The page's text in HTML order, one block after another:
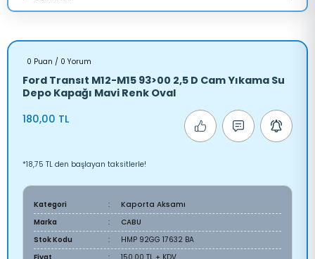
0 Puan / 0 Yorum
Ford Transıt M12-M15 93>00 2,5 D Cam Yıkama Su
Depo Kapağı Mavi Renk Oval
180,00 TL
*18,75 TL den başlayan taksitlerle!
Kategori
Kaporta Aksamı
Marka
CABU
Stok Kodu
HMP 92GG 17632 BA